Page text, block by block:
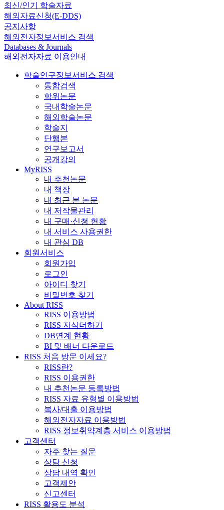
최신/인기 학술자료
해외자료신청(E-DDS)
공지사항
해외전자정보서비스 검색
Databases & Journals
해외전자자료 이용안내
학술연구정보서비스 검색
통합검색
학위논문
국내학술논문
해외학술논문
학술지
단행본
연구보고서
공개강의
MyRISS
내 추천논문
내 책장
내 최근 본 논문
내 저작물관리
내 구매·신청 현황
내 서비스 사용권한
내 관심 DB
회원서비스
회원가입
로그인
아이디 찾기
비밀번호 찾기
About RISS
RISS 이용방법
RISS 지식더하기
DB연계 현황
BI 및 배너 다운로드
RISS 처음 방문 이세요?
RISS란?
RISS 이용권한
내 추천논문 등록방법
RISS 자료 유형별 이용방법
복사/대출 이용방법
해외전자자료 이용방법
RISS 정보취약계층 서비스 이용방법
고객센터
자주 찾는 질문
상담 신청
상담 내역 확인
고객제안
신고센터
RISS 활용도 분석